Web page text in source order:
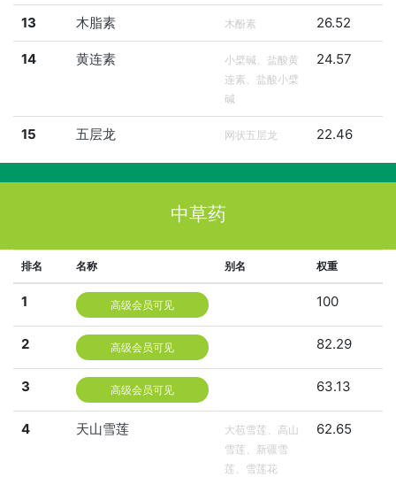
13 木脂素 木酚素 26.52
14 黄连素
小檗碱、盐酸黄
连素、盐酸小檗
碱
24.57
15 五层龙 网状五层龙 22.46
中草药
排名 名称 别名 权重
1 高级会员可见 100
2 高级会员可见 82.29
3 高级会员可见 63.13
4 天山雪莲
大苞雪莲、高山
雪莲、新疆雪
莲、雪莲花
62.65